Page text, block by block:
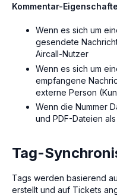
Kommentar-
Wenn es sich um
gesendete
Aircall-Nutzer
Wenn es sich um
empfangene
externe Person
Wenn die Nummer
und PDF-Dateien
Tag-
Tags werden basierend
erstellt und auf Tickets